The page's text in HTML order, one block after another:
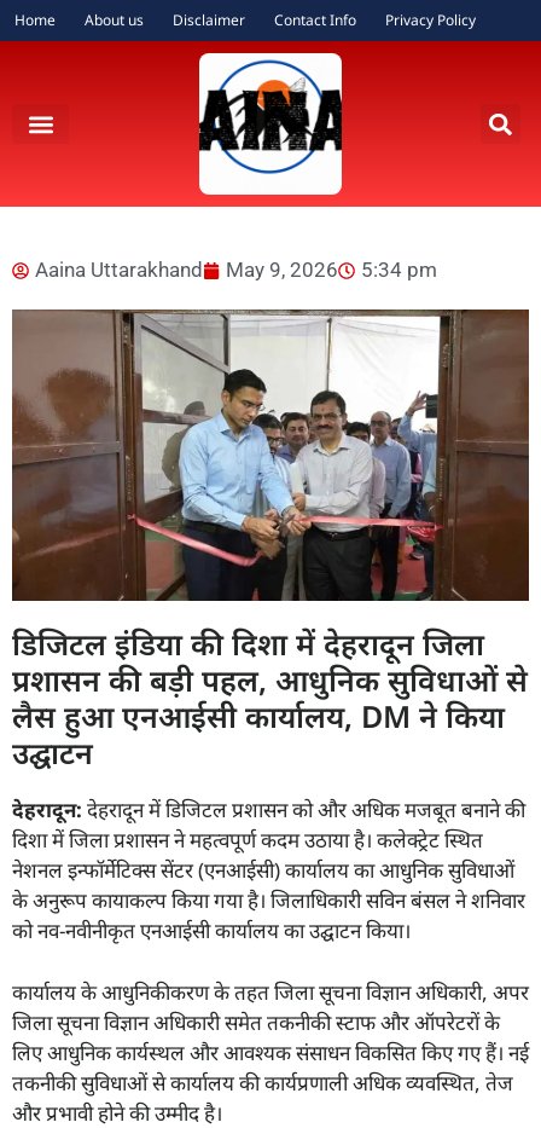
Home About us Disclaimer Contact Info Privacy Policy
Aaina Uttarakhand May 9, 2026 5:34 pm
डिजिटल इंडिया की दिशा में देहरादून जिला
प्रशासन की बड़ी पहल, आधुनिक सुविधाओं से
लैस हुआ एनआईसी कार्यालय, DM ने किया
उद्घाटन
देहरादून: देहरादून में डिजिटल प्रशासन को और अधिक मजबूत बनाने की
दिशा में जिला प्रशासन ने महत्वपूर्ण कदम उठाया है। कलेक्ट्रेट स्थित
नेशनल इन्फॉर्मेटिक्स सेंटर (एनआईसी) कार्यालय का आधुनिक सुविधाओं
के अनुरूप कायाकल्प किया गया है। जिलाधिकारी सविन बंसल ने शनिवार
को नव-नवीनीकृत एनआईसी कार्यालय का उद्घाटन किया।
कार्यालय के आधुनिकीकरण के तहत जिला सूचना विज्ञान अधिकारी, अपर
जिला सूचना विज्ञान अधिकारी समेत तकनीकी स्टाफ और ऑपरेटरों के
लिए आधुनिक कार्यस्थल और आवश्यक संसाधन विकसित किए गए हैं। नई
तकनीकी सुविधाओं से कार्यालय की कार्यप्रणाली अधिक व्यवस्थित, तेज
और प्रभावी होने की उम्मीद है।